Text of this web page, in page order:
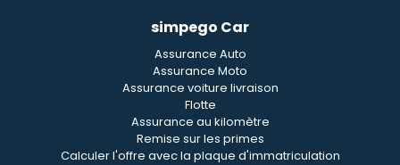
simpego Car
Assurance Auto
Assurance Moto
Assurance voiture livraison
Flotte
Assurance au kilomètre
Remise sur les primes
Calculer l'offre avec la plaque d'immatriculation